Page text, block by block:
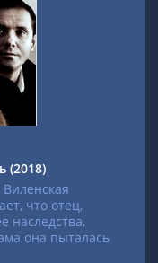
(2018)
что отец,
наследства,
она пыталась